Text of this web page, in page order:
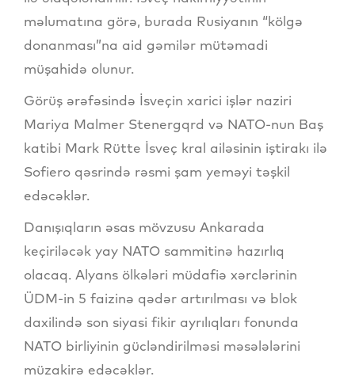
məlumatına görə, burada Rusiyanın “kölgə
donanması”na aid gəmilər mütəmadi
müşahidə olunur.
Görüş ərəfəsində İsveçin xarici işlər naziri
Mariya Malmer Stenergqrd və NATO-nun Baş
katibi Mark Rütte İsveç kral ailəsinin iştirakı ilə
Sofiero qəsrində rəsmi şam yeməyi təşkil
edəcəklər.
Danışıqların əsas mövzusu Ankarada
keçiriləcək yay NATO sammitinə hazırlıq
olacaq. Alyans ölkələri müdafiə xərclərinin
ÜDM-in 5 faizinə qədər artırılması və blok
daxilində son siyasi fikir ayrılıqları fonunda
NATO birliyinin gücləndirilməsi məsələlərini
müzakirə edəcəklər.